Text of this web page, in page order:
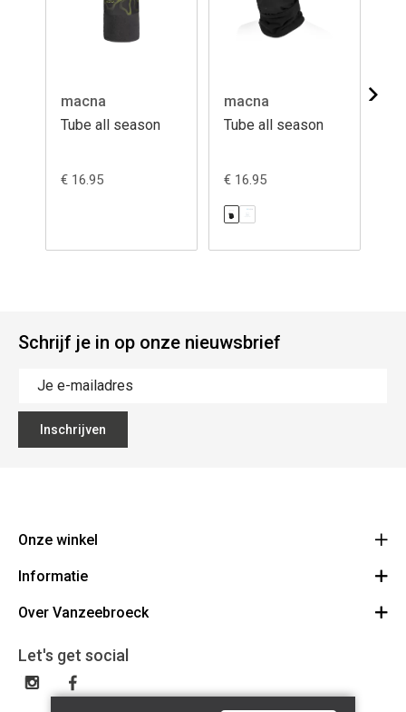
macna
Tube all season
€ 16.95
macna
Tube all season
€ 16.95
Schrijf je in op onze nieuwsbrief
Inschrijven
Onze winkel
Vanzeebroeck Motors
1600 Sint-Pieters-Leeuw
023316022
BE0425198510
Informatie
Bestelling annuleren
Algemene voorwaarden
Disclaimer
Over Vanzeebroeck
Cadeaubon
Verzenden & Retourneren
Let's get social